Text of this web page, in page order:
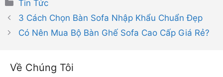
mục
Tin Tức
3 Cách Chọn Bàn Sofa Nhập Khẩu Chuẩn Đẹp
Có Nên Mua Bộ Bàn Ghế Sofa Cao Cấp Giá Rẻ?
Về Chúng Tôi